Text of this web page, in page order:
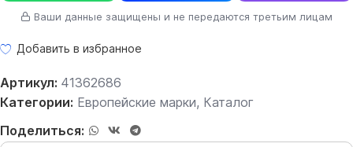
Ваши данные защищены и не передаются третьим лицам
Добавить в избранное
Артикул: 41362686
Категории: Европейские марки, Каталог
Поделиться: